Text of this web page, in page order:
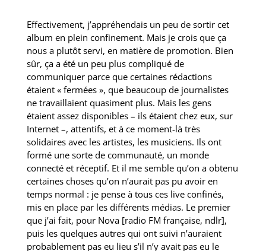
Effectivement, j’appréhendais un peu de sortir cet
album en plein confinement. Mais je crois que ça
nous a plutôt servi, en matière de promotion. Bien
sûr, ça a été un peu plus compliqué de
communiquer parce que certaines rédactions
étaient « fermées », que beaucoup de journalistes
ne travaillaient quasiment plus. Mais les gens
étaient assez disponibles – ils étaient chez eux, sur
Internet –, attentifs, et à ce moment-là très
solidaires avec les artistes, les musiciens. Ils ont
formé une sorte de communauté, un monde
connecté et réceptif. Et il me semble qu’on a obtenu
certaines choses qu’on n’aurait pas pu avoir en
temps normal : je pense à tous ces live confinés,
mis en place par les différents médias. Le premier
que j’ai fait, pour Nova [radio FM française, ndlr],
puis les quelques autres qui ont suivi n’auraient
probablement pas eu lieu s’il n’y avait pas eu le